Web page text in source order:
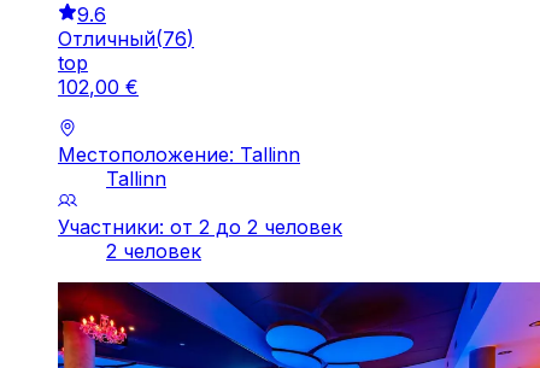
9.6
Отличный(76)
top
102,00 €
Местоположение: Tallinn
Tallinn
Участники: от 2 до 2 человек
2 человек